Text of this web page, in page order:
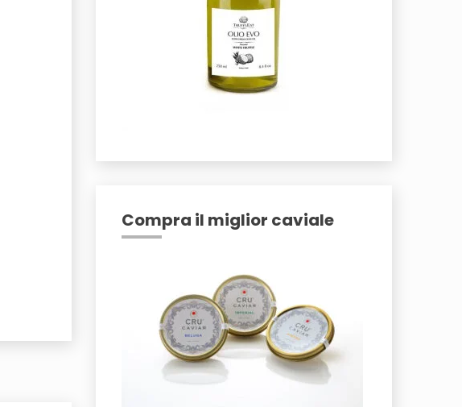
Compra il miglior caviale